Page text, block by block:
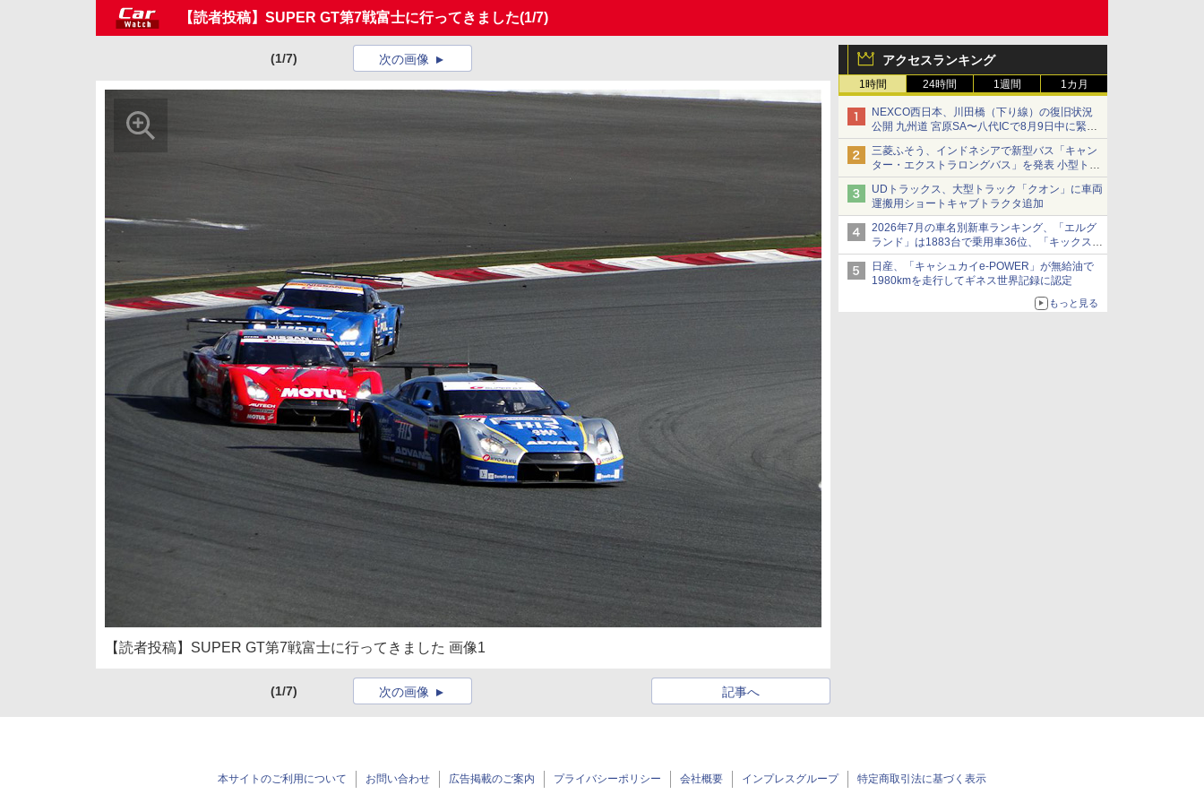
【読者投稿】SUPER GT第7戦富士に行ってきました(1/7)
アクセスランキング
1時間 24時間 1週間 1カ月
NEXCO西日本、川田橋（下り線）の復旧状況
公開 九州道 宮原SA〜八代ICで8月9日中に緊急
車両を通行可能に
三菱ふそう、インドネシアで新型バス「キャン
ター・エクストラロングバス」を発表 小型トラ
ックベースの観光・旅客輸送向けバス
UDトラックス、大型トラック「クオン」に車両
運搬用ショートキャブトラクタ追加
2026年7月の車名別新車ランキング、「エルグ
ランド」は1883台で乗用車36位、「キックス」
は2591台で27位に
日産、「キャシュカイe-POWER」が無給油で
1980kmを走行してギネス世界記録に認定
もっと見る
(1/7) 次の画像
【読者投稿】SUPER GT第7戦富士に行ってきました 画像1
(1/7) 記事へ
次の画像
本サイトのご利用について お問い合わせ 広告掲載のご案内 プライバシーポリシー 会社概要 インプレスグループ 特定商取引法に基づく表示